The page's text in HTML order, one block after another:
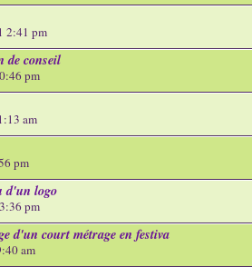
2:41 pm
de conseil
pm
am
pm
d'un logo
pm
d'un court métrage en festiva
am